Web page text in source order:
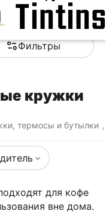
Фильтры
кружки
термосы и бутылки /
для кофе
вне дома.
Аккаунт